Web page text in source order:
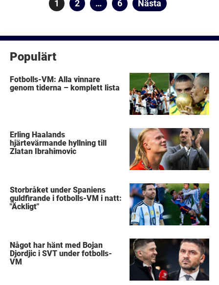
Sidnumrering
Sida
1 Sida
2 … Sida
6 Nästa
Populärt
Fotbolls-VM: Alla vinnare
genom tiderna – komplett lista
Erling Haalands
hjärtevärmande hyllning till
Zlatan Ibrahimovic
Storbråket under Spaniens
guldfirande i fotbolls-VM i natt:
"Äckligt"
Något har hänt med Bojan
Djordjic i SVT under fotbolls-
VM